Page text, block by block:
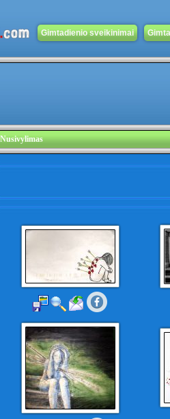
Gimtadienio sveikinimai